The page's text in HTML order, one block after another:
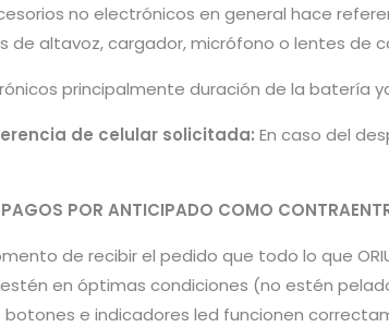
no electrónicos en general hace
de altavoz, cargador, micrófono o lentes de
principalmente duración de la batería
de celular solicitada: En caso del
POR ANTICIPADO COMO
momento de recibir el pedido que todo lo
en óptimas condiciones (no estén
e indicadores led funcionen correctamente.